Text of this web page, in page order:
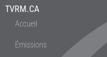
TVRM.CA
Accueil
Émissions